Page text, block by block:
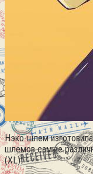
Нэко-шлем
шлемов самые
(XL).